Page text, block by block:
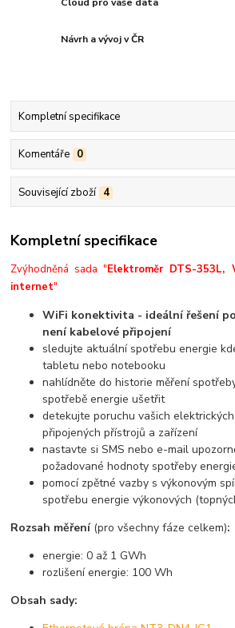
Cloud pro vaše data
Návrh a vývoj v ČR
Kompletní specifikace
Komentáře 0
Související zboží 4
Kompletní specifikace
Zvýhodněná sada "Elektroměr DTS-353L,
internet"
WiFi konektivita - ideální řešení
není kabelové připojení
sledujte aktuální spotřebu energie
tabletu nebo notebooku
nahlídněte do historie měření
spotřebě energie ušetřit
detekujte poruchu vašich
připojených přístrojů a zařízení
nastavte si SMS nebo e-mail
požadované hodnoty spotřeby
pomocí zpětné vazby s výkonovým
spotřebu energie výkonových
Rozsah měření (pro všechny fáze celkem):
energie: 0 až 1 GWh
rozlišení energie: 100 Wh
Obsah sady: